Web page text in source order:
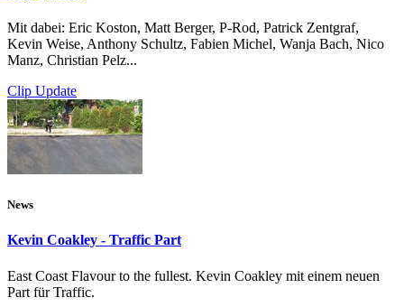
Mit dabei: Eric Koston, Matt Berger, P-Rod, Patrick Zentgraf,
Kevin Weise, Anthony Schultz, Fabien Michel, Wanja Bach, Nico
Manz, Christian Pelz...
Clip Update
News
Kevin Coakley - Traffic Part
East Coast Flavour to the fullest. Kevin Coakley mit einem neuen
Part für Traffic.